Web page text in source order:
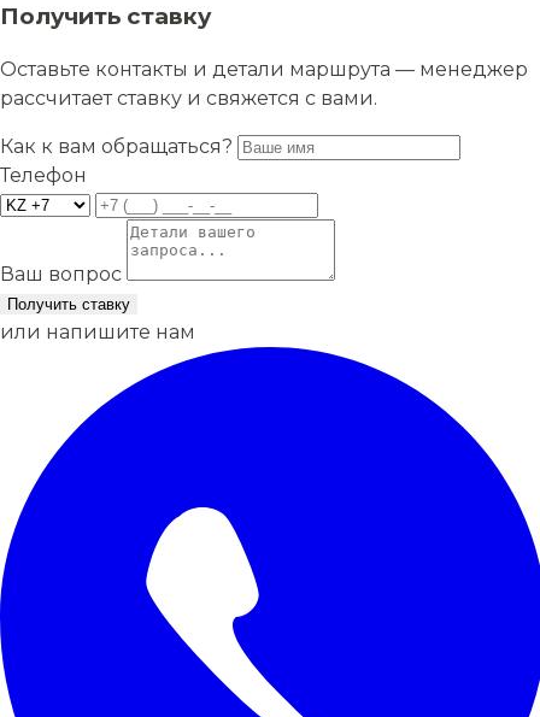
Получить ставку
Оставьте контакты и детали маршрута — менеджер
рассчитает ставку и свяжется с вами.
Как к вам обращаться?
Телефон
Ваш вопрос
Получить ставку
или напишите нам